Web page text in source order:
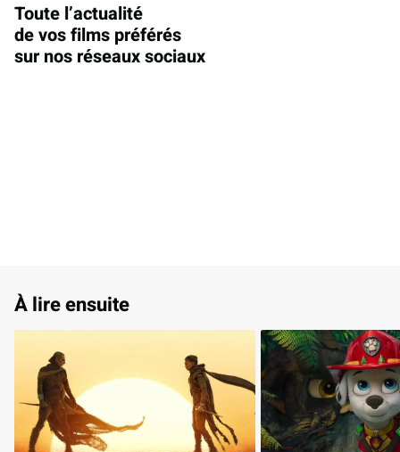
Toute l’actualité
de vos films préférés
sur nos réseaux sociaux
À lire ensuite